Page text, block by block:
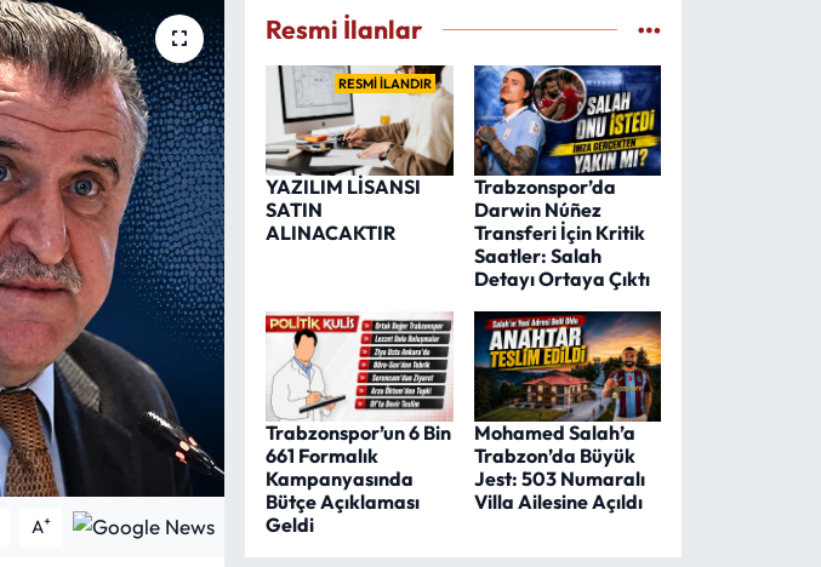
A+
Resmi İlanlar
RESMİ İLANDIR
YAZILIM LİSANSI
SATIN
ALINACAKTIR
Trabzonspor’da
Darwin Núñez
Transferi İçin Kritik
Saatler: Salah
Detayı Ortaya Çıktı
Trabzonspor’un 6 Bin
661 Formalık
Kampanyasında
Bütçe Açıklaması
Geldi
Mohamed Salah’a
Trabzon’da Büyük
Jest: 503 Numaralı
Villa Ailesine Açıldı